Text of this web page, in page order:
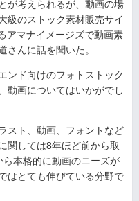
が考えられるが、動画の場
級のストック素材販売サイ
アマナイメージズで動画素
さんに話を聞いた。
ンド向けのフォトストック
動画についてはいかがでし
スト、動画、フォントなど
関しては8年ほど前から取
本格的に動画のニーズが
はとても伸びている分野で